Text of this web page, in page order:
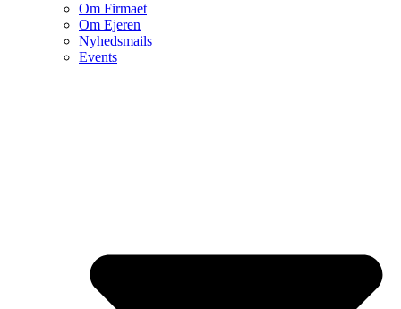
Om Firmaet
Om Ejeren
Nyhedsmails
Events